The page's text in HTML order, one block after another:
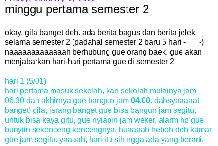
minggu pertama semester 2
okay, gila banget deh. ada berita bagus dan berita jelek
selama semester 2 (padahal semester 2 baru 5 hari -___-)
naaaaaaaaaaaaah berhubung gue orang baek, gue akan
menjabarkan hari-hari pertama gue di semester 2
hari 1 (5/01)
hari pertama masuk sekolah, kan sekolah mulainya jam
06.30 dan akhirnya gue bangun jam 04.00. dahsyaaaaat
banget! gila, jarang banget gue bisa bangun jam segitu,
untuk bisa kaya gitu, gue nyiapin jam weker, alarm hp gue
bunyiin sekenceng-kencengnya. huaaaah heboh deh kamar
gue jam segitu. yaaaah, hari itu sih ngga ada yang berarti.